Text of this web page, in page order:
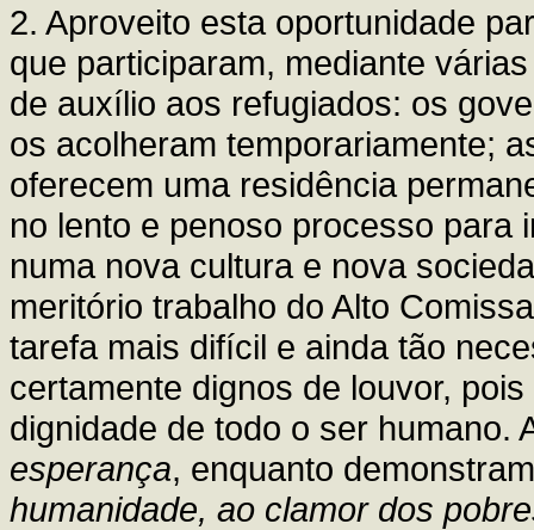
2. Aproveito esta oportunidade
que participaram, mediante
de auxílio aos refugiados: os
os acolheram temporariamente;
oferecem uma residência
no lento e penoso processo para
numa nova cultura e nova
meritório trabalho do Alto
tarefa mais difícil e ainda tão
certamente dignos de louvor,
dignidade de todo o ser humano.
esperança, enquanto
humanidade, ao clamor dos